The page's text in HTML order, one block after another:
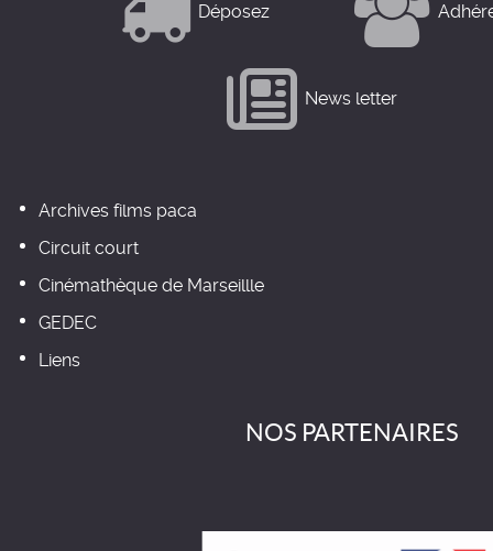
Déposez
News letter
Archives films paca
Circuit court
Cinémathèque de Marseillle
GEDEC
Liens
NOS PARTENAIRES